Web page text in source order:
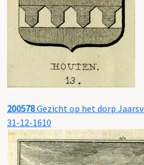
200578Gezicht op het dorp
31-12-1610